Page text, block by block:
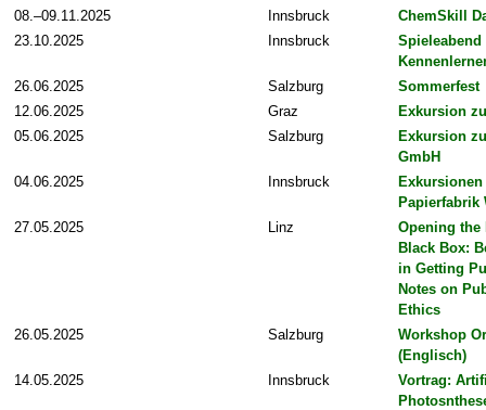
08.–09.11.2025
Innsbruck
ChemSkill
23.10.2025
Innsbruck
Spieleabend
26.06.2025
Salzburg
Sommerfest
12.06.2025
Graz
Exkursion
05.06.2025
Salzburg
Exkursion
GmbH
04.06.2025
Innsbruck
Papierfabrik
27.05.2025
Linz
Opening the
Black Box:
in Getting
Notes on
Ethics
26.05.2025
Salzburg
Workshop
(Englisch)
14.05.2025
Innsbruck
Vortrag: